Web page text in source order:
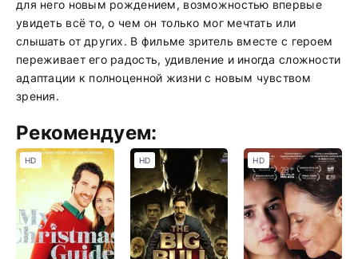
для него новым рождением, возможностью впервые
увидеть всё то, о чем он только мог мечтать или
слышать от других. В фильме зритель вместе с героем
переживает его радость, удивление и иногда сложности
адаптации к полноценной жизни с новым чувством
зрения.
Рекомендуем:
HD HD HD